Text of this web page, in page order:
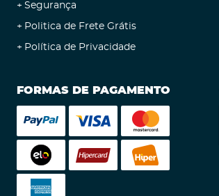
Segurança
Politica de Frete Grátis
Política de Privacidade
FORMAS DE PAGAMENTO